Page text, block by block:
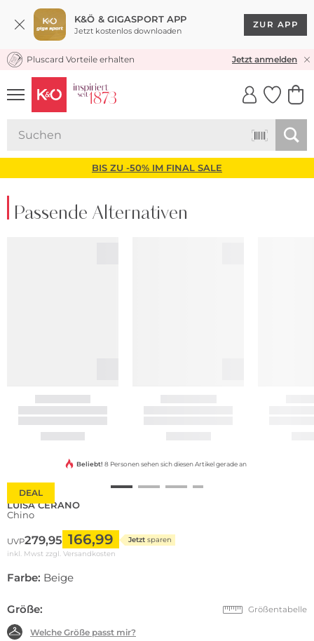
K&Ö & GIGASPORT APP
Jetzt kostenlos downloaden
ZUR APP
KOSTENLOSER VERSAND* & RÜCKVERSAND
Pluscard Vorteile erhalten Jetzt anmelden
UNSERE APP
CLICK &
BIS ZU -50% IM FINAL SALE
Passende Alternativen
DEAL
Beliebt! 8 Personen sehen sich diesen Artikel gerade an
LUISA CERANO
Chino
UVP279,95 166,99 Jetzt sparen
inkl. Mwst zzgl. Versandkosten
Farbe: Beige
Größe: Größentabelle
Welche Größe passt mir?